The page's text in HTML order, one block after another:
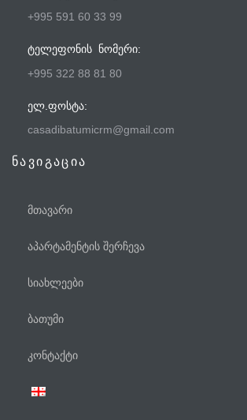
+995 591 60 33 99
ᲢᲔᲚᲔᲤᲝᲜᲘᲡ ᲜᲝᲛᲔᲠᲘ:
+995 322 88 81 80
ᲔᲚ.ᲤᲝᲡᲢᲐ:
casadibatumicrm@gmail.com
ნავიგაცია
მთავარი
აპარტამენტის შერჩევა
სიახლეები
ბათუმი
კონტაქტი